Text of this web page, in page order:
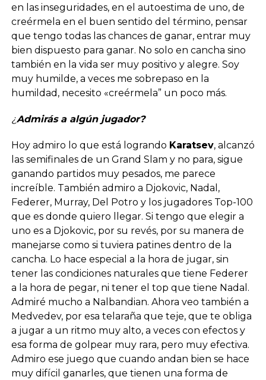
en las inseguridades, en el autoestima de uno, de
creérmela en el buen sentido del término, pensar
que tengo todas las chances de ganar, entrar muy
bien dispuesto para ganar. No solo en cancha sino
también en la vida ser muy positivo y alegre. Soy
muy humilde, a veces me sobrepaso en la
humildad, necesito «creérmela” un poco más.
¿Admirás a algún jugador?
Hoy admiro lo que está logrando Karatsev, alcanzó
las semifinales de un Grand Slam y no para, sigue
ganando partidos muy pesados, me parece
increíble. También admiro a Djokovic, Nadal,
Federer, Murray, Del Potro y los jugadores Top-100
que es donde quiero llegar. Si tengo que elegir a
uno es a Djokovic, por su revés, por su manera de
manejarse como si tuviera patines dentro de la
cancha. Lo hace especial a la hora de jugar, sin
tener las condiciones naturales que tiene Federer
a la hora de pegar, ni tener el top que tiene Nadal.
Admiré mucho a Nalbandian. Ahora veo también a
Medvedev, por esa telaraña que teje, que te obliga
a jugar a un ritmo muy alto, a veces con efectos y
esa forma de golpear muy rara, pero muy efectiva.
Admiro ese juego que cuando andan bien se hace
muy difícil ganarles, que tienen una forma de